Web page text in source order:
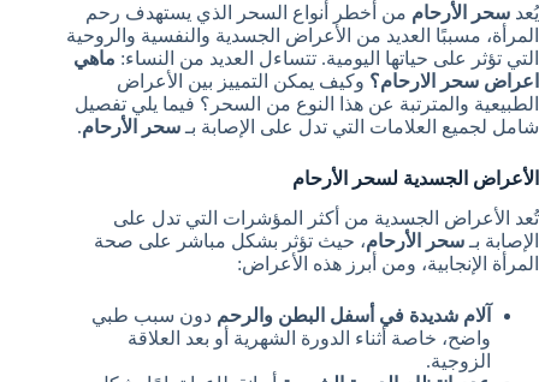
يُعد سحر الأرحام من أخطر أنواع السحر الذي يستهدف رحم
المرأة، مسببًا العديد من الأعراض الجسدية والنفسية والروحية
التي تؤثر على حياتها اليومية. تتساءل العديد من النساء: ماهي
اعراض سحر الارحام؟ وكيف يمكن التمييز بين الأعراض
الطبيعية والمترتبة عن هذا النوع من السحر؟ فيما يلي تفصيل
شامل لجميع العلامات التي تدل على الإصابة بـ سحر الأرحام.
الأعراض الجسدية لسحر الأرحام
تُعد الأعراض الجسدية من أكثر المؤشرات التي تدل على
الإصابة بـ سحر الأرحام، حيث تؤثر بشكل مباشر على صحة
المرأة الإنجابية، ومن أبرز هذه الأعراض:
آلام شديدة في أسفل البطن والرحم دون سبب طبي
واضح، خاصة أثناء الدورة الشهرية أو بعد العلاقة
الزوجية.